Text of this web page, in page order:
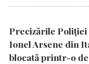
Precizările
Ionel Arsene din
blocată printr-o